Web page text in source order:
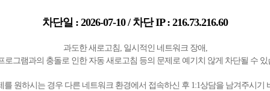
차단일 : 2026-07-10 / 차단 IP : 216.73.216.60
과도한 새로고침, 일시적인 네트워크 장애,
로그램과의 충돌로 인한 자동 새로고침 등의 문제로 예기치 않게 차단될 수 있
를 원하시는 경우 다른 네트워크 환경에서 접속하신 후 1:1상담을 남겨주시기